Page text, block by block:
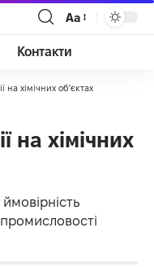
Аа
Контакти
на хімічних об'єктах
на хімічних
промисловості